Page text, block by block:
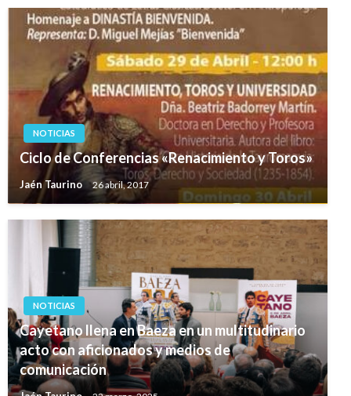
NOTICIAS
Ciclo de Conferencias «Renacimiento y Toros»
Jaén Taurino 26 abril, 2017
NOTICIAS
Cayetano llena en Baeza en un multitudinario
acto con aficionados y medios de
comunicación